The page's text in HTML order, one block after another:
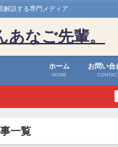
解説する専門メディア
なご先輩。
ホーム
HOME
お問い合
一覧